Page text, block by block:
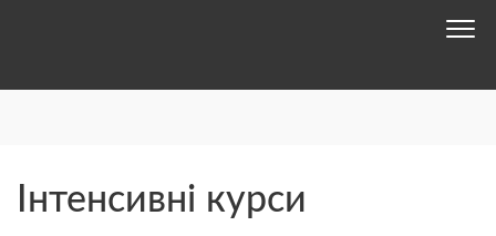
Інтенсивні курси